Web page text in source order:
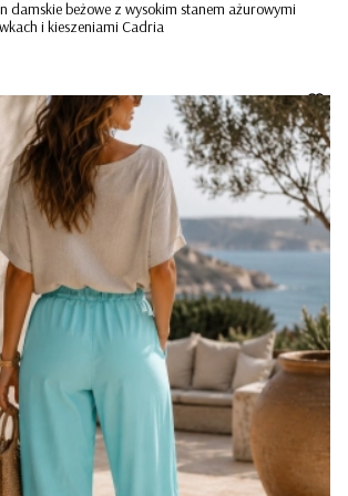
damskie beżowe z wysokim stanem ażurowymi
i kieszeniami Cadria